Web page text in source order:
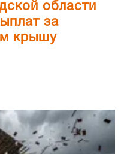
области
за
крышу